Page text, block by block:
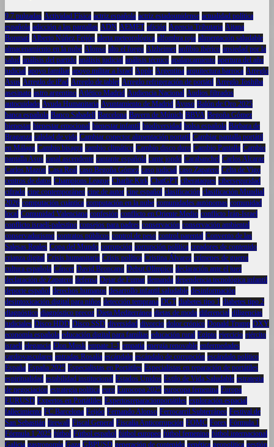
9.7 pulgadas Actividad Física actriz española actriz estadounidense actualidad política
española adicción a las pantallas ADN AEMET afición Agencia Tributaria Aitana
Bonmatí Alberto Núñez Feijóo alerta meteorológica alfombra roja alimentación saludable
almacenamiento en la nube Alonso alto el fuego Alzheimer anfibio ibérico ansiedad por la
salud análisis del partido análisis judicial análisis técnico apalancamiento apertura del año
judicial apoyo familiar apoyo militar a Israel Apple Argentina arquitectura barroca Arreglo
Asus Arreglo de iPad Arreglo de tablet Arreglo refrigeración de portátil Arreglo Toshiba
asesinato astro argentino Atlético Madrid Audiencia Nacional Audios filtrados
autocuidado Ayuda Humanitaria Ayuntamiento de Madrid Ayuso Balón de Oro 2025
banca española Banco Sabadell Barcelona Bayern de Múnich BBVA Begoña Gómez
bienestar bienestar emocional bienestar infantil biodiversidad bolsa española Bárbara de
Braganza calidad de vida Cambiar conector alimentación portatil Cambiar pantalla portátil
en Málaga Cambio bisagra cambio climático Cambio disco duro Cambio Pantalla Cambio
pantalla Asus canal ascendente cantante española cante jondo Carabanchel Carlos Alcaraz
Carlos Mazón Casa Real caso Begoña Gómez caso judicial caso Zapatero Celta de Vigo
centros de datos Champions League Charlie Kirk ChatGPT ciberataques ciberseguridad
cifrado cine contemporáneo cine de autor cine español clasificación clasificación Mundial
2026 computación cuántica computación en la nube comunidades autónomas comunidad
local Comunidad Valenciana confesión conflicto en Oriente Medio conflicto Irán-Israel
conflicto israelí-palestino consejos para padres conservación conservación ambiental
conservadurismo contratos públicos control de peso control parental Convento de las
Salesas Reales Copa del Mundo corrupción corrupción política creadores de contenido
crianza digital Crisis humanitaria Crisis política Cristina Álvarez crímenes de guerra
cultura española Cáncer David Broncano Debut Olímpico declaración ante el juez
declaración de Zapatero defensa Dejar de Fumar demanda dependencia tecnológica infantil
deporte español derechos humanos desarrollo infantil saludable desinformación
desintoxicación digital para niños detección temprana DGT diabetes tipo 1 diabetes tipo 2
diagnóstico diagnóstico precoz Dieta Mediterránea dietas de moda diferencial diligencias
judiciales Disco HDD Disco SSD diversidad divorcio dolor crónico Donald Trump DXY
economía española educación digital para familias educación rural Egipto ejercicio ejército
israelí elegancia Elon Musk empate 1-1 empatía energía renovable enfermedades
cardiovasculares entradas Rosalía escándalo escándalo de corrupción escándalo político
España España 2025 Especialistas en Portátiles Especialistas en reparación de portátiles
espiritualidad estabilidad institucional Estados Unidos Estilo de Vida Saludable estrategia
de negociación estrategia política euro Eurocopa 2025 eurocopa femenina Europa
EURUSD Expertos en Portátliles Expertosreparacionportátiles exploración espacial
fallecimiento FC Barcelona Feijóo Fernando Alonso Ferrocarril Subterráneo Festival de
San Sebastián firewall Fiscal General Fiscalía Anticorrupción FOMC Forex Fórmula 1
Fórmula 1 2025 fútbol Fútbol español fútbol europeo fútbol femenino fútbol internacional
Galicia gastronomía Gaza GBPUSD generación de contenido genética geopolítica gestión